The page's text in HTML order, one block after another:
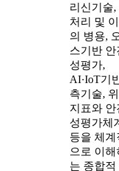
리신기술,
처리 및
의 병용,
스기반 안
성평가,
AI·IoT기
측기술,
지표와 안
성평가체
등을 체계
으로 이해
는 종합적